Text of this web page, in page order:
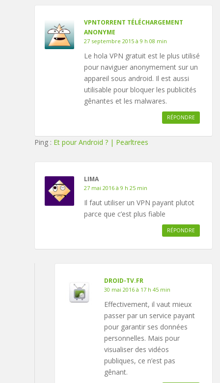
VPNTORRENT TÉLÉCHARGEMENT
ANONYME
27 septembre 2015 à 9 h 08 min
Le hola VPN gratuit est le plus utilisé
pour naviguer anonymement sur un
appareil sous android. ​Il est aussi
utilisable pour bloquer les publicités
gênantes et les malwares.
RÉPONDRE
Ping : Et pour Android ? | Pearltrees
LIMA
27 mai 2016 à 9 h 25 min
Il faut utiliser un VPN payant plutot
parce que c’est plus fiable
RÉPONDRE
DROID-TV.FR
30 mai 2016 à 17 h 45 min
Effectivement, il vaut mieux
passer par un service payant
pour garantir ses données
personnelles. Mais pour
visualiser des vidéos
publiques, ce n’est pas
gênant.